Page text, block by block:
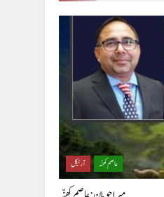
آرٹیکل عاصم کھنّہ